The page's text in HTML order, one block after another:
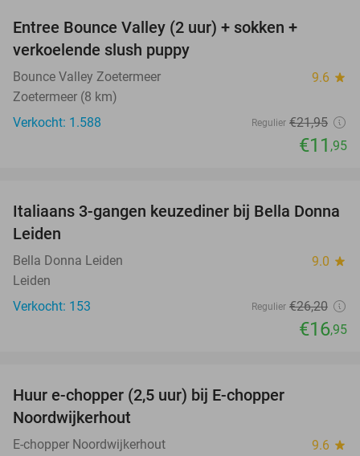
Entree Bounce Valley (2 uur) + sokken +
verkoelende slush puppy
Bounce Valley Zoetermeer 9.6 star
Zoetermeer (8 km)
Verkocht: 1.588
Regulier €21,95
€11 ,95
35%
Italiaans 3-gangen keuzediner bij Bella Donna
Leiden
Bella Donna Leiden 9.0 star
Leiden
Verkocht: 153
Regulier €26,20
€16,95
Huur e-chopper (2,5 uur) bij E-chopper
Noordwijkerhout
E-chopper Noordwijkerhout 9.6 star